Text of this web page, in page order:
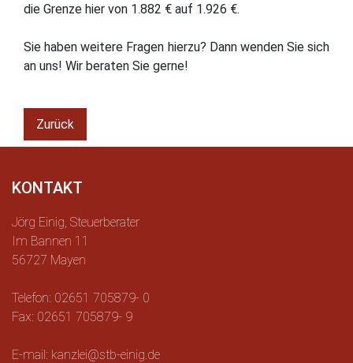
die Grenze hier von 1.882 € auf 1.926 €.
Sie haben weitere Fragen hierzu? Dann wenden Sie sich
an uns! Wir beraten Sie gerne!
Zurück
KONTAKT
Jörg Einig, Steuerberater
Im Bannen 11
56727 Mayen
Telefon: 02651 705879- 0
Fax: 02651 705879- 9
E-mail: kanzlei@stb-einig.de